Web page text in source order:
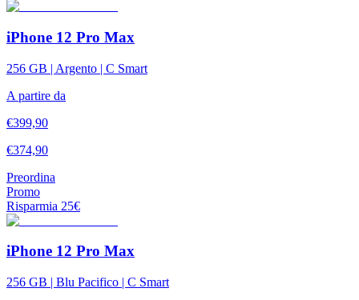
iPhone 12 Pro Max
256 GB | Argento | C Smart
A partire da
€399,90
€374,90
Preordina
Promo
Risparmia 25€
iPhone 12 Pro Max
256 GB | Blu Pacifico | C Smart